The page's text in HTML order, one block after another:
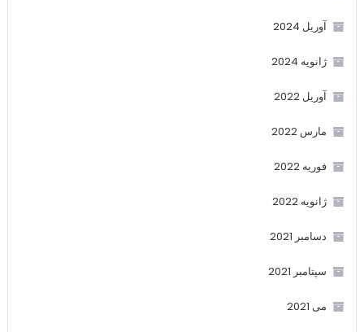
آوریل 2024
ژانویه 2024
آوریل 2022
مارس 2022
فوریه 2022
ژانویه 2022
دسامبر 2021
سپتامبر 2021
می 2021